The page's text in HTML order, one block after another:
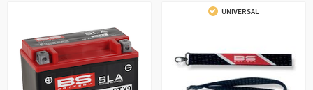
UNIVERSAL